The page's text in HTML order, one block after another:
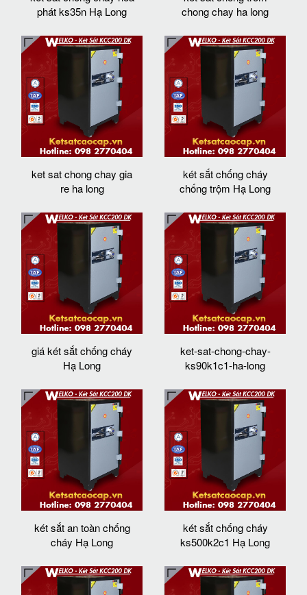
phát ks35n Hạ Long
chong chay ha long
ket sat chong chay gia
re ha long
két sắt chống cháy
chống trộm Hạ Long
giá két sắt chống cháy
Hạ Long
ket-sat-chong-chay-
ks90k1c1-ha-long
két sắt an toàn chống
cháy Hạ Long
két sắt chống cháy
ks500k2c1 Hạ Long